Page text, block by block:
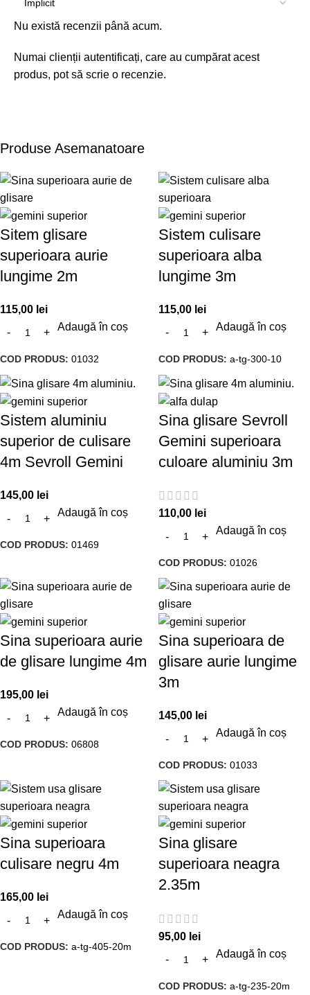
Nu există recenzii până acum.
Numai clienții autentificați, care au cumpărat acest
produs, pot să scrie o recenzie.
Produse Asemanatoare
Sitem glisare
superioara aurie
lungime 2m
115,00 lei
Adaugă în coș
COD PRODUS: 01032
Sistem culisare
superioara alba
lungime 3m
115,00 lei
Adaugă în coș
COD PRODUS: a-tg-300-10
Sistem aluminiu
superior de culisare
4m Sevroll Gemini
145,00 lei
Adaugă în coș
COD PRODUS: 01469
Sina glisare Sevroll
Gemini superioara
culoare aluminiu 3m
110,00 lei
Adaugă în coș
COD PRODUS: 01026
Sina superioara aurie
de glisare lungime 4m
195,00 lei
Adaugă în coș
COD PRODUS: 06808
Sina superioara de
glisare aurie lungime
3m
145,00 lei
Adaugă în coș
COD PRODUS: 01033
Sina superioara
culisare negru 4m
165,00 lei
Adaugă în coș
COD PRODUS: a-tg-405-20m
Sina glisare
superioara neagra
2.35m
95,00 lei
Adaugă în coș
COD PRODUS: a-tg-235-20m